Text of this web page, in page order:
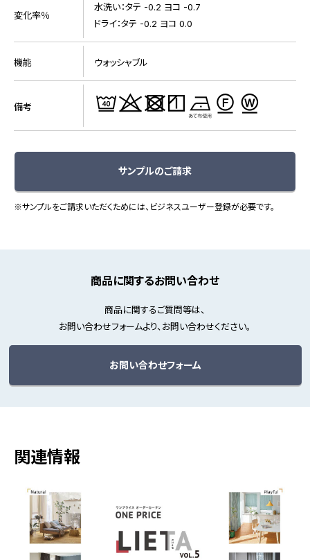
変化率％
水洗い：タテ -0.2 ヨコ -0.7
ドライ：タテ -0.2 ヨコ 0.0
機能 ウォッシャブル
備考
サンプルのご請求
※サンプルをご請求いただくためには、ビジネスユーザー登録が必要です。
商品に関するお問い合わせ
商品に関するご質問等は、
お問い合わせフォームより、お問い合わせください。
お問い合わせフォーム
関連情報